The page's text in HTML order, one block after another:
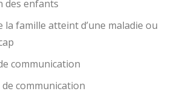
des enfants
la famille atteint d’une maladie ou
communication
communication